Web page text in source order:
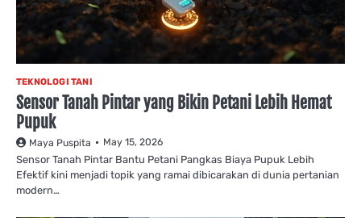
TEKNOLOGI TANI
Sensor Tanah Pintar yang Bikin Petani Lebih Hemat
Pupuk
Maya Puspita May 15, 2026
Sensor Tanah Pintar Bantu Petani Pangkas Biaya Pupuk Lebih
Efektif kini menjadi topik yang ramai dibicarakan di dunia pertanian
modern…